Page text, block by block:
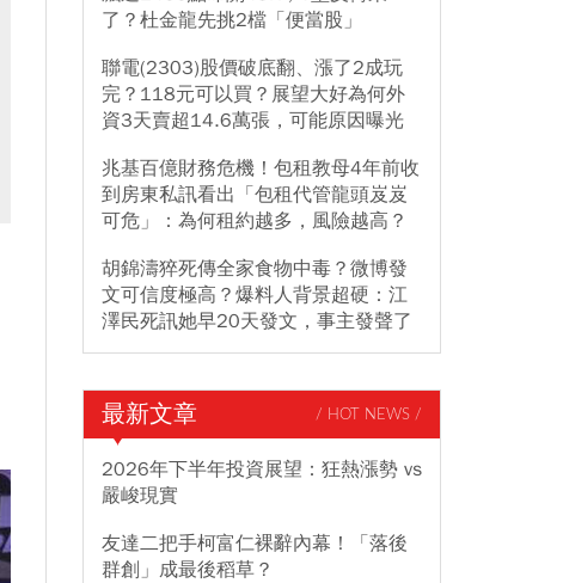
了？杜金龍先挑2檔「便當股」
聯電(2303)股價破底翻、漲了2成玩
完？118元可以買？展望大好為何外
資3天賣超14.6萬張，可能原因曝光
兆基百億財務危機！包租教母4年前收
到房東私訊看出「包租代管龍頭岌岌
可危」：為何租約越多，風險越高？
胡錦濤猝死傳全家食物中毒？微博發
文可信度極高？爆料人背景超硬：江
澤民死訊她早20天發文，事主發聲了
最新文章 / HOT NEWS /
2026年下半年投資展望：狂熱漲勢 vs
嚴峻現實
友達二把手柯富仁裸辭內幕！「落後
群創」成最後稻草？